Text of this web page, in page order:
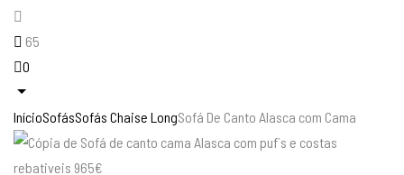
65
0
InícioSofásSofás Chaise LongSofá De Canto Alasca com Cama